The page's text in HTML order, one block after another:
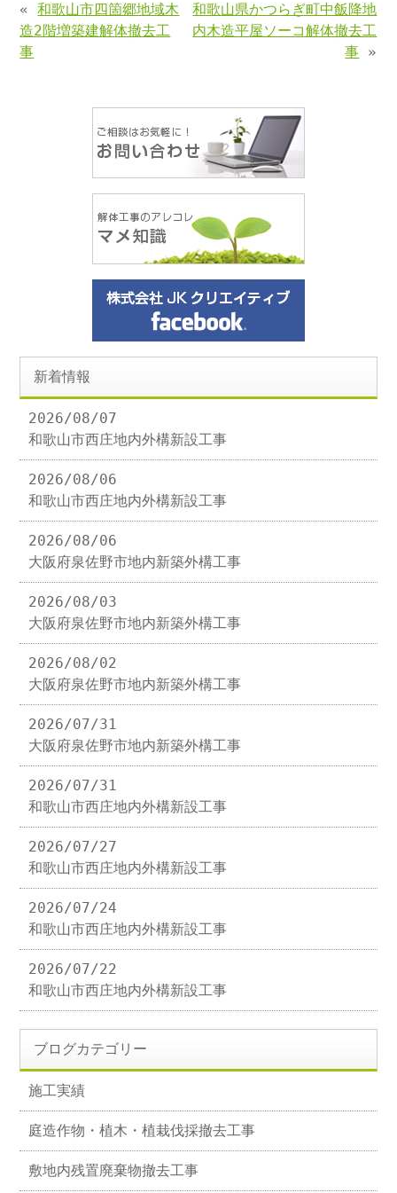
«和歌山市四箇郷地域木
造2階増築建解体撤去工
事
和歌山県かつらぎ町中飯降地
内木造平屋ソーコ解体撤去工
事 »
新着情報
2026/08/07
和歌山市西庄地内外構新設工事
2026/08/06
和歌山市西庄地内外構新設工事
2026/08/06
大阪府泉佐野市地内新築外構工事
2026/08/03
大阪府泉佐野市地内新築外構工事
2026/08/02
大阪府泉佐野市地内新築外構工事
2026/07/31
大阪府泉佐野市地内新築外構工事
2026/07/31
和歌山市西庄地内外構新設工事
2026/07/27
和歌山市西庄地内外構新設工事
2026/07/24
和歌山市西庄地内外構新設工事
2026/07/22
和歌山市西庄地内外構新設工事
ブログカテゴリー
施工実績
庭造作物・植木・植栽伐採撤去工事
敷地内残置廃棄物撤去工事